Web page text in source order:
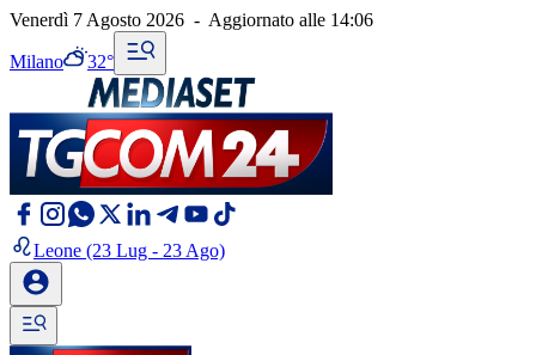
Venerdì 7 Agosto 2026 - Aggiornato alle 14:06
Milano 32°
Leone (23 Lug - 23 Ago)